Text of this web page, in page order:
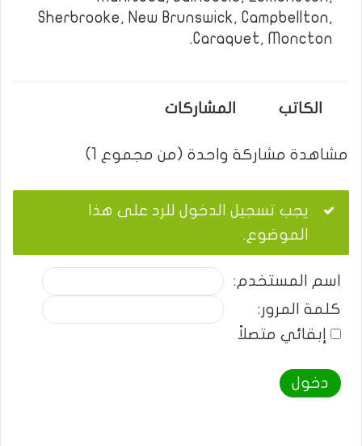
Sherbrooke, New Brunswick, Campbellton,
Caraquet, Moncton.
الكاتب المشاركات
مشاهدة مشاركة واحدة (من مجموع 1)
يجب تسجيل الدخول للرد على هذا
الموضوع.
اسم المستخدم:
كلمة المرور:
إبقائي متصلاً
دخول